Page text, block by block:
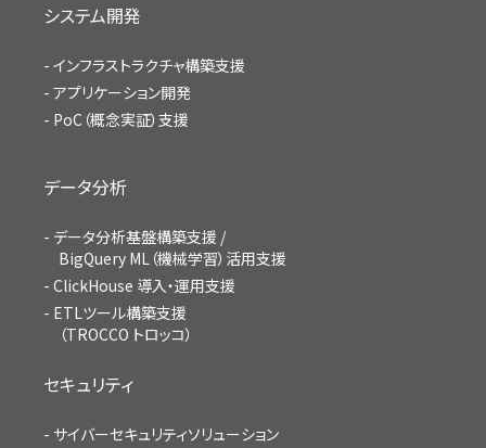
システム開発
インフラストラクチャ構築支援
アプリケーション開発
PoC（概念実証）支援
データ分析
データ分析基盤構築支援 /
BigQuery ML（機械学習）活用支援
ClickHouse 導入・運用支援
ETLツール構築支援
（TROCCO トロッコ）
セキュリティ
サイバーセキュリティソリューション